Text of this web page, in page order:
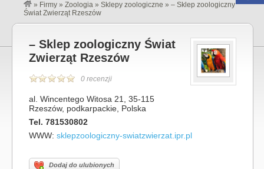
» Firmy » Zoologia » Sklepy zoologiczne » – Sklep zoologiczny
Świat Zwierząt Rzeszów
– Sklep zoologiczny Świat
Zwierząt Rzeszów
0 recenzji
al. Wincentego Witosa 21, 35-115
Rzeszów, podkarpackie, Polska
Tel. 781530802
WWW: sklepzoologiczny-swiatzwierzat.ipr.pl
Dodaj do ulubionych